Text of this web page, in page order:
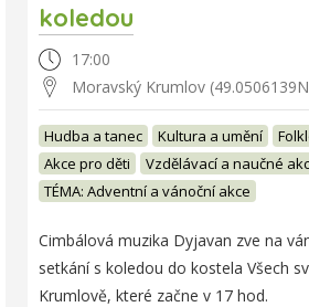
koledou
17:00
Moravský Krumlov
Hudba a tanec Kultura a umění
Akce pro děti
Vzdělávací a naučné
TÉMA: Adventní a vánoční akce
Cimbálová muzika Dyjavan zve na
setkání s koledou do kostela Všech
Krumlově, které začne v 17 hod.